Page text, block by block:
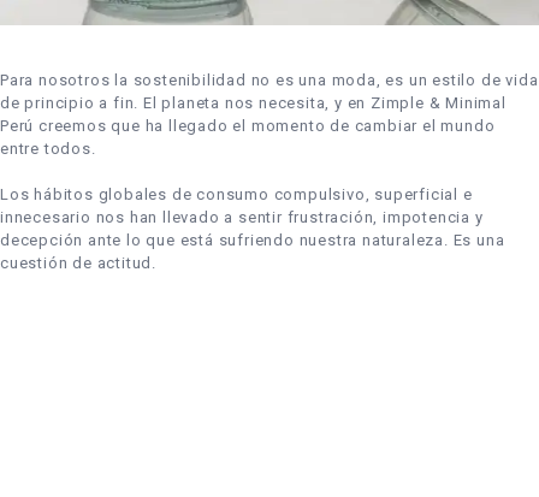
Para nosotros la sostenibilidad no es una moda, es un estilo de vida
de principio a fin. El planeta nos necesita, y en Zimple & Minimal
Perú creemos que ha llegado el momento de cambiar el mundo
entre todos.
Los hábitos globales de consumo compulsivo, superficial e
innecesario nos han llevado a sentir frustración, impotencia y
decepción ante lo que está sufriendo nuestra naturaleza. Es una
cuestión de actitud.